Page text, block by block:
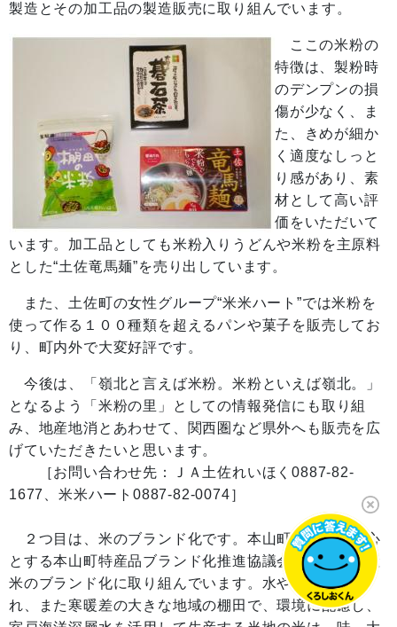
製造とその加工品の製造販売に取り組んでいます。
ここの米粉の
特徴は、製粉時
のデンプンの損
傷が少なく、ま
た、きめが細か
く適度なしっと
り感があり、素
材として高い評
価をいただいて
います。加工品としても米粉入りうどんや米粉を主原料
とした“土佐竜馬麺”を売り出しています。
また、土佐町の女性グループ“米米ハート”では米粉を
使って作る１００種類を超えるパンや菓子を販売してお
り、町内外で大変好評です。
今後は、「嶺北と言えば米粉。米粉といえば嶺北。」
となるよう「米粉の里」としての情報発信にも取り組
み、地産地消とあわせて、関西圏など県外へも販売を広
げていただきたいと思います。
［お問い合わせ先：ＪＡ土佐れいほく0887-82-
1677、米米ハート0887-82-0074］
２つ目は、米のブランド化です。本山町の農家を中心
とする本山町特産品ブランド化推進協議会では、地元産
米のブランド化に取り組んでいます。水や土壌に恵ま
れ、また寒暖差の大きな地域の棚田で、環境に配慮し、